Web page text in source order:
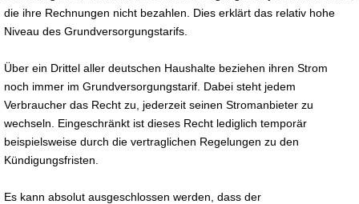
die ihre Rechnungen nicht bezahlen. Dies erklärt das relativ hohe
Niveau des Grundversorgungstarifs.
Über ein Drittel aller deutschen Haushalte beziehen ihren Strom
noch immer im Grundversorgungstarif. Dabei steht jedem
Verbraucher das Recht zu, jederzeit seinen Stromanbieter zu
wechseln. Eingeschränkt ist dieses Recht lediglich temporär
beispielsweise durch die vertraglichen Regelungen zu den
Kündigungsfristen.
Es kann absolut ausgeschlossen werden, dass der